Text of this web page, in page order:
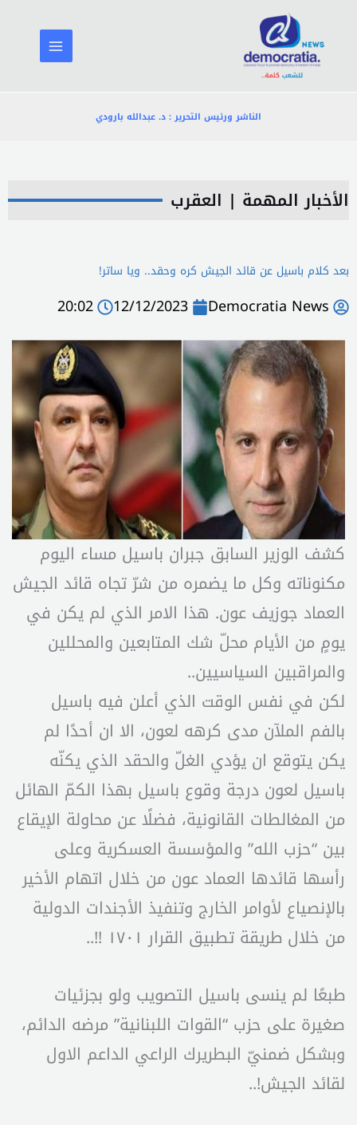
المحتوى
الناشر ورئيس التحرير : د. عبدالله بارودي
الأخبار المهمة | العقرب
بعد كلام باسيل عن قائد الجيش كره وحقد.. ويا ساتر!
Democratia News
12/12/2023
20:02
كشف الوزير السابق جبران باسيل مساء اليوم
مكنوناته وكل ما يضمره من شرّ تجاه قائد الجيش
العماد جوزيف عون. هذا الامر الذي لم يكن في
يومٍ من الأيام محلّ شك المتابعين والمحللين
والمراقبين السياسيين..
لكن في نفس الوقت الذي أعلن فيه باسيل
بالفم الملآن مدى كرهه لعون، الا ان أحدًا لم
يكن يتوقع ان يؤدي الغلّ والحقد الذي يكنّه
باسيل لعون درجة وقوع باسيل بهذا الكمّ الهائل
من المغالطات القانونية، فضلًا عن محاولة الإيقاع
بين “حزب الله” والمؤسسة العسكرية وعلى
رأسها قائدها العماد عون من خلال اتهام الأخير
بالإنصياع لأوامر الخارج وتنفيذ الأجندات الدولية
من خلال طريقة تطبيق القرار ١٧٠١ !!..
طبعًا لم ينسى باسيل التصويب ولو بجزئيات
صغيرة على حزب “القوات اللبنانية” مرضه الدائم،
وبشكل ضمنيّ البطريرك الراعي الداعم الاول
لقائد الجيش!..